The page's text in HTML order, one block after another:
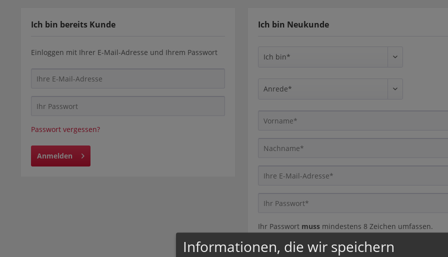
Ich bin Neukunde
Ihr Passwort mussmindestens 8 Zeichen umfassen.
Ich bin bereits Kunde
Einloggen mit Ihrer E-Mail-Adresse und Ihrem Passwort
Passwort vergessen?
Anmelden
Informationen, die wir speichern